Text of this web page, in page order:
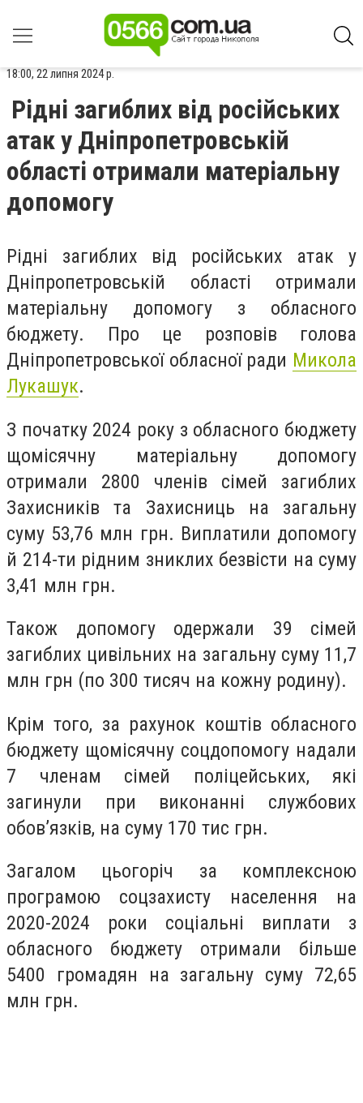
18:00, 22 липня 2024 р.
Рідні загиблих від російських
атак у Дніпропетровській
області отримали матеріальну
допомогу
Рідні загиблих від російських атак у
Дніпропетровській області отримали
матеріальну допомогу з обласного
бюджету. Про це розповів голова
Дніпропетровської обласної ради Микола
Лукашук.
З початку 2024 року з обласного бюджету
щомісячну матеріальну допомогу
отримали 2800 членів сімей загиблих
Захисників та Захисниць на загальну
суму 53,76 млн грн. Виплатили допомогу
й 214-ти рідним зниклих безвісти на суму
3,41 млн грн.
Також допомогу одержали 39 сімей
загиблих цивільних на загальну суму 11,7
млн грн (по 300 тисяч на кожну родину).
Крім того, за рахунок коштів обласного
бюджету щомісячну соцдопомогу надали
7 членам сімей поліцейських, які
загинули при виконанні службових
обов’язків, на суму 170 тис грн.
Загалом цьогоріч за комплексною
програмою соцзахисту населення на
2020-2024 роки соціальні виплати з
обласного бюджету отримали більше
5400 громадян на загальну суму 72,65
млн грн.